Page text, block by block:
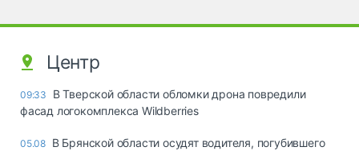
Центр
09:33
В Тверской области обломки дрона повредили
фасад логокомплекса Wildberries
05.08 В Брянской области осудят водителя, погубившего